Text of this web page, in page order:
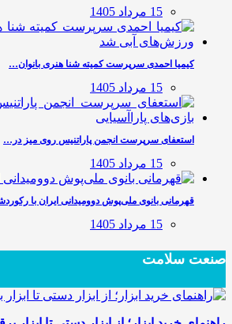
15 مرداد 1405
کیمیا احمدی سرپرست کمیته شنا هنری بانوان…
15 مرداد 1405
استعفای سرپرست انجمن پاراتنیس روی میز در…
15 مرداد 1405
قهرمانی بانوی ملی‌پوش دوومیدانی ایران با
15 مرداد 1405
صنعت سلامت